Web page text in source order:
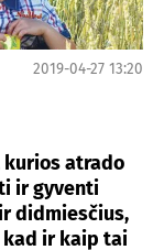
2019-04-27 13:20
kurios atrado
ir gyventi
didmiesčius,
kad ir kaip tai